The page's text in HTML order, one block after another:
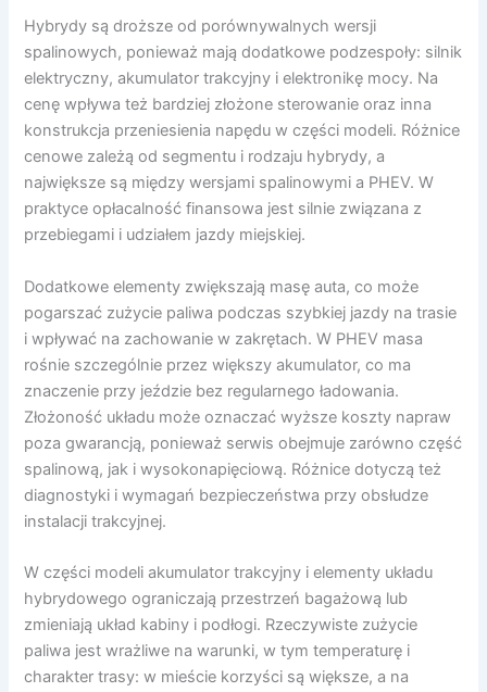
Hybrydy są droższe od porównywalnych wersji
spalinowych, ponieważ mają dodatkowe podzespoły: silnik
elektryczny, akumulator trakcyjny i elektronikę mocy. Na
cenę wpływa też bardziej złożone sterowanie oraz inna
konstrukcja przeniesienia napędu w części modeli. Różnice
cenowe zależą od segmentu i rodzaju hybrydy, a
największe są między wersjami spalinowymi a PHEV. W
praktyce opłacalność finansowa jest silnie związana z
przebiegami i udziałem jazdy miejskiej.
Dodatkowe elementy zwiększają masę auta, co może
pogarszać zużycie paliwa podczas szybkiej jazdy na trasie
i wpływać na zachowanie w zakrętach. W PHEV masa
rośnie szczególnie przez większy akumulator, co ma
znaczenie przy jeździe bez regularnego ładowania.
Złożoność układu może oznaczać wyższe koszty napraw
poza gwarancją, ponieważ serwis obejmuje zarówno część
spalinową, jak i wysokonapięciową. Różnice dotyczą też
diagnostyki i wymagań bezpieczeństwa przy obsłudze
instalacji trakcyjnej.
W części modeli akumulator trakcyjny i elementy układu
hybrydowego ograniczają przestrzeń bagażową lub
zmieniają układ kabiny i podłogi. Rzeczywiste zużycie
paliwa jest wrażliwe na warunki, w tym temperaturę i
charakter trasy: w mieście korzyści są większe, a na